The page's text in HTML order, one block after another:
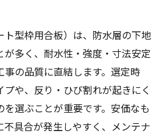
コンパネ選定術を解説
敗しないコンパネ選定術
類と防水工事への適合性を比
ネで防水工事の安心感アップ
すすめのコンパネ選びの基準
みる防水工事用コンパネの選
ト型枠用合板）は、防水層の下地
が多く、耐水性・強度・寸法安定
の品質に直結します。選定時
や、反り・ひび割れが起きにく
選ぶことが重要です。安価なも
不具合が発生しやすく、メンテナ